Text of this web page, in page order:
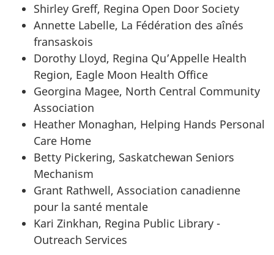
Shirley Greff, Regina Open Door Society
Annette Labelle, La Fédération des aînés
fransaskois
Dorothy Lloyd, Regina Qu’Appelle Health
Region, Eagle Moon Health Office
Georgina Magee, North Central Community
Association
Heather Monaghan, Helping Hands Personal
Care Home
Betty Pickering, Saskatchewan Seniors
Mechanism
Grant Rathwell, Association canadienne
pour la santé mentale
Kari Zinkhan, Regina Public Library -
Outreach Services